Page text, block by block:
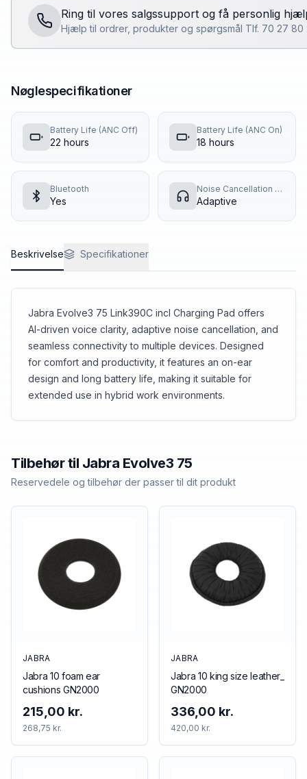
Ring til vores salgssupport og få personlig
Hjælp til ordrer, produkter og spørgsmål Tlf. 70 27 80
Nøglespecifikationer
Battery Life (ANC Off)
22 hours
Battery Life (ANC On)
18 hours
Bluetooth
Yes
Noise Cancellation Type
Adaptive
Beskrivelse Specifikationer
Jabra Evolve3 75 Link390C incl Charging Pad offers
AI-driven voice clarity, adaptive noise cancellation, and
seamless connectivity to multiple devices. Designed
for comfort and productivity, it features an on-ear
design and long battery life, making it suitable for
extended use in hybrid work environments.
Tilbehør til Jabra Evolve3 75
Reservedele og tilbehør der passer til dit produkt
JABRA
Jabra 10 foam ear
cushions GN2000
215,00 kr.
268,75 kr.
JABRA
Jabra 10 king size leather_
GN2000
336,00 kr.
420,00 kr.